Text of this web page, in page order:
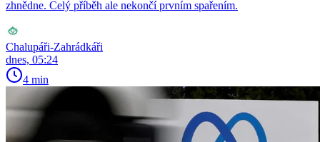
zhnědne. Celý příběh ale nekončí prvním spařením.
Chalupáři-Zahrádkáři
dnes, 05:24
4 min